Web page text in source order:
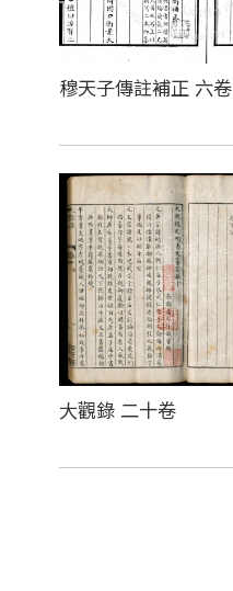
穆天子傳註補正 六卷
大觀錄 二十卷